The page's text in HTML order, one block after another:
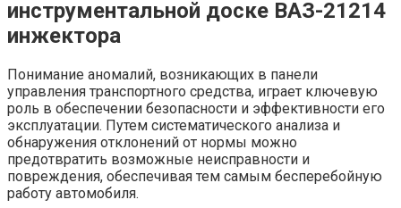
инструментальной доске ВАЗ-21214
инжектора
Понимание аномалий, возникающих в панели
управления транспортного средства, играет ключевую
роль в обеспечении безопасности и эффективности его
эксплуатации. Путем систематического анализа и
обнаружения отклонений от нормы можно
предотвратить возможные неисправности и
повреждения, обеспечивая тем самым бесперебойную
работу автомобиля.